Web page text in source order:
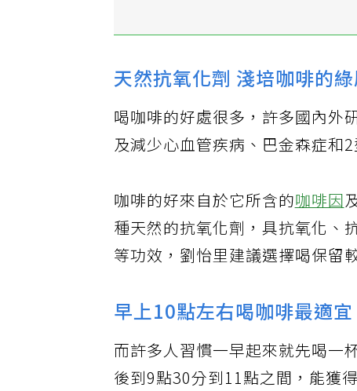
天然抗氧化劑 淺培咖啡的
喝咖啡的好處很多，許多國內外
及減少心血管疾病、巴金森症和2
咖啡的好來自於它所含的咖啡因
種天然的抗氧化劑，具抗氧化、
等功效，劉怡里建議選擇喝保留
早上10點左右喝咖啡最適宜
而許多人習慣一早起來就先喝一